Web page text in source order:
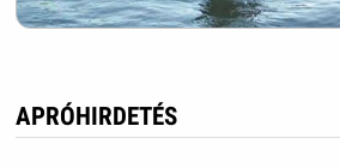
APRÓHIRDETÉS